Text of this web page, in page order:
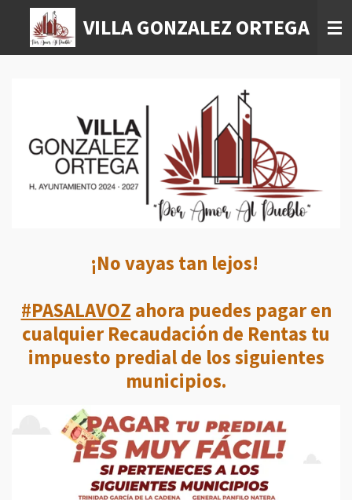
contenido
VILLA GONZALEZ ORTEGA
¡No vayas tan lejos!
#PASALAVOZ ahora puedes pagar en
cualquier Recaudación de Rentas tu
impuesto predial de los siguientes
municipios.